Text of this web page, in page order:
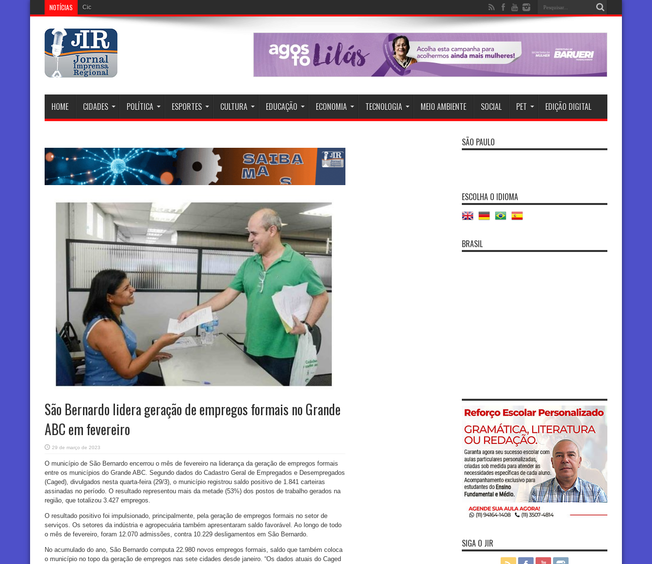
NOTÍCIAS Ciclone Extratropical Perde Força, Ab
HOME CIDADES POLÍTICA ESPORTES CULTURA EDUCAÇÃO ECONOMIA TECNOLOGIA MEIO AMBIENTE SOCIAL PET EDIÇÃO DIGITAL
São Bernardo lidera geração de empregos formais no Grande
ABC em fevereiro
29 de março de 2023
O município de São Bernardo encerrou o mês de fevereiro na liderança da geração de empregos formais
entre os municípios do Grande ABC. Segundo dados do Cadastro Geral de Empregados e Desempregados
(Caged), divulgados nesta quarta-feira (29/3), o município registrou saldo positivo de 1.841 carteiras
assinadas no período. O resultado representou mais da metade (53%) dos postos de trabalho gerados na
região, que totalizou 3.427 empregos.
O resultado positivo foi impulsionado, principalmente, pela geração de empregos formais no setor de
serviços. Os setores da indústria e agropecuária também apresentaram saldo favorável. Ao longo de todo
o mês de fevereiro, foram 12.070 admissões, contra 10.229 desligamentos em São Bernardo.
No acumulado do ano, São Bernardo computa 22.980 novos empregos formais, saldo que também coloca
o município no topo da geração de empregos nas sete cidades desde janeiro. “Os dados atuais do Caged
SÃO PAULO
ESCOLHA O IDIOMA
BRASIL
SIGA O JIR